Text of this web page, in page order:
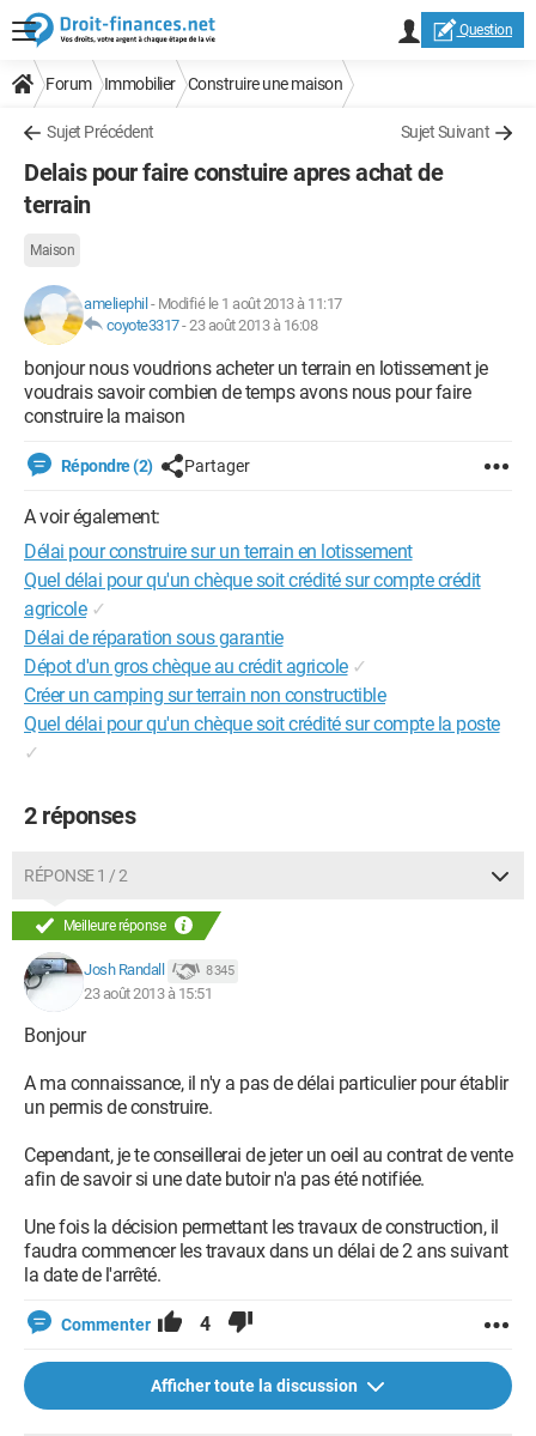
Question
Forum Immobilier Construire une maison
Sujet Précédent Sujet Suivant
Delais pour faire constuire apres achat de
terrain
Maison
ameliephil - Modifié le 1 août 2013 à 11:17
coyote3317-23 août 2013 à 16:08
bonjour nous voudrions acheter un terrain en lotissement je
voudrais savoir combien de temps avons nous pour faire
construire la maison
Répondre (2) Partager
A voir également:
Délai pour construire sur un terrain en lotissement
Quel délai pour qu'un chèque soit crédité sur compte crédit
agricole ✓
Délai de réparation sous garantie
Dépot d'un gros chèque au crédit agricole ✓
Créer un camping sur terrain non constructible
Quel délai pour qu'un chèque soit crédité sur compte la poste
✓
2 réponses
RÉPONSE 1 / 2
Meilleure réponse
Josh Randall 8 345
23 août 2013 à 15:51
Bonjour
A ma connaissance, il n'y a pas de délai particulier pour établir
un permis de construire.
Cependant, je te conseillerai de jeter un oeil au contrat de vente
afin de savoir si une date butoir n'a pas été notifiée.
Une fois la décision permettant les travaux de construction, il
faudra commencer les travaux dans un délai de 2 ans suivant
la date de l'arrêté.
Commenter 4
Afficher toute la discussion